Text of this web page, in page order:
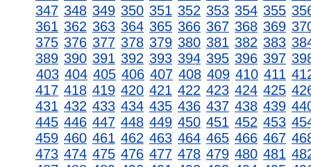
347 348 349 350 351 352 353 354 355
361 362 363 364 365 366 367 368 369
375 376 377 378 379 380 381 382 383
389 390 391 392 393 394 395 396 397
403 404 405 406 407 408 409 410 411
417 418 419 420 421 422 423 424 425
431 432 433 434 435 436 437 438 439
445 446 447 448 449 450 451 452 453
459 460 461 462 463 464 465 466 467
473 474 475 476 477 478 479 480 481